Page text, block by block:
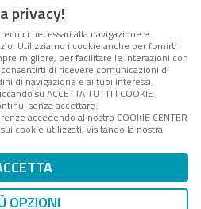
telematica iscritta
del Tribunale di Roma -
2008 - Direttore resp. Michela
soggetta a Direzione e
Digital360 S.p.A. - FPA s.r.l.
il sistema di management
n. 10693191008 - R.E.A. Roma
ISP AWS
del sito
privacy!
necessari alla navigazione e
Utilizziamo i cookie anche per fornirti
migliore, per facilitare le interazioni con
di ricevere comunicazioni di
di navigazione e ai tuoi interessi.
su ACCETTA TUTTI I COOKIE.
senza accettare.
accedendo al nostro COOKIE CENTER
cookie utilizzati, visitando la nostra
OPZIONI